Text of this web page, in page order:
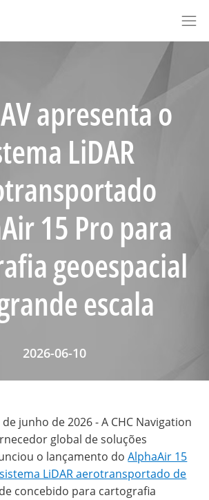
apresenta o
LiDAR
15 Pro para
geoespacial
escala
2026-06-10
junho de 2026 - A CHC Navigation
global de soluções
o lançamento doAlphaAir 15
sistema LiDAR aerotransportado de
concebido para cartografia